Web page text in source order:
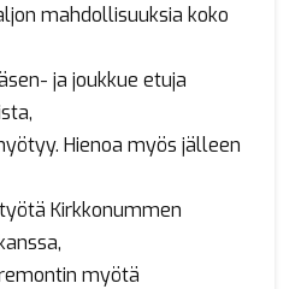
mahdollisuuksia koko
ja joukkue etuja
Hienoa myös jälleen
Kirkkonummen
myötä